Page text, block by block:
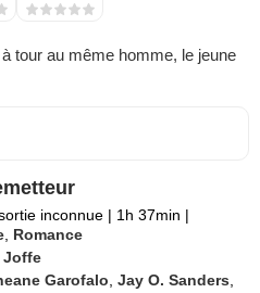
tour au même homme, le jeune
inconnue | 1h 37min |
Romance
Joffe
Garofalo ,Jay O. Sanders